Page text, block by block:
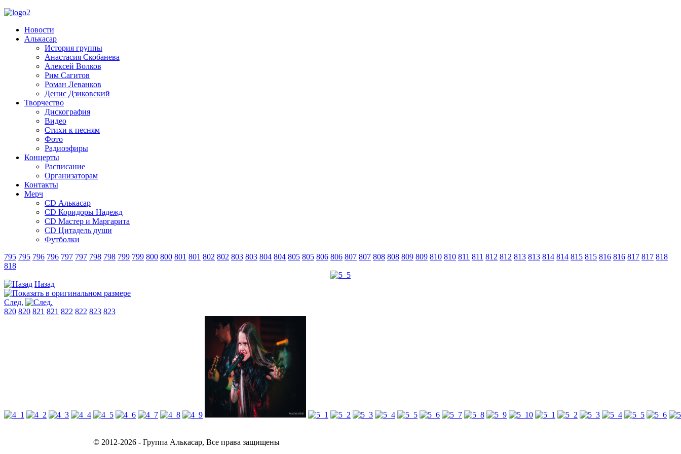
Новости
Алькасар
История группы
Анастасия Скобанева
Алексей Волков
Рим Сагитов
Роман Леванков
Денис Дзиковский
Творчество
Дискография
Видео
Стихи к песням
Фото
Радиоэфиры
Концерты
Расписание
Организаторам
Контакты
Мерч
CD Алькасар
CD Коридоры Надежд
CD Мастер и Маргарита
CD Цитадель души
Футболки
795 795 796 796 797 797 798 798 799 799 800 800 801 801 802 802 803 803 804 804 805 805 806 806 807 807 808 808 809 809 810 810 811 811 812 812 813 813 814 814 815 815 816 816 817 817 818
818
Назад
След.
820 820 821 821 822 822 823 823
© 2012-2026 - Группа Алькасар, Все права защищены